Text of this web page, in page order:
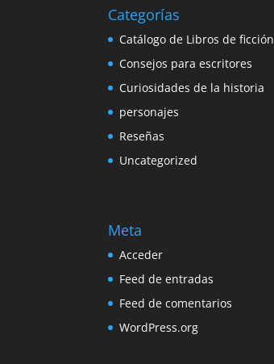
Categorías
Catálogo de Libros de ficción
Consejos para escritores
Curiosidades de la historia
personajes
Reseñas
Uncategorized
Meta
Acceder
Feed de entradas
Feed de comentarios
WordPress.org